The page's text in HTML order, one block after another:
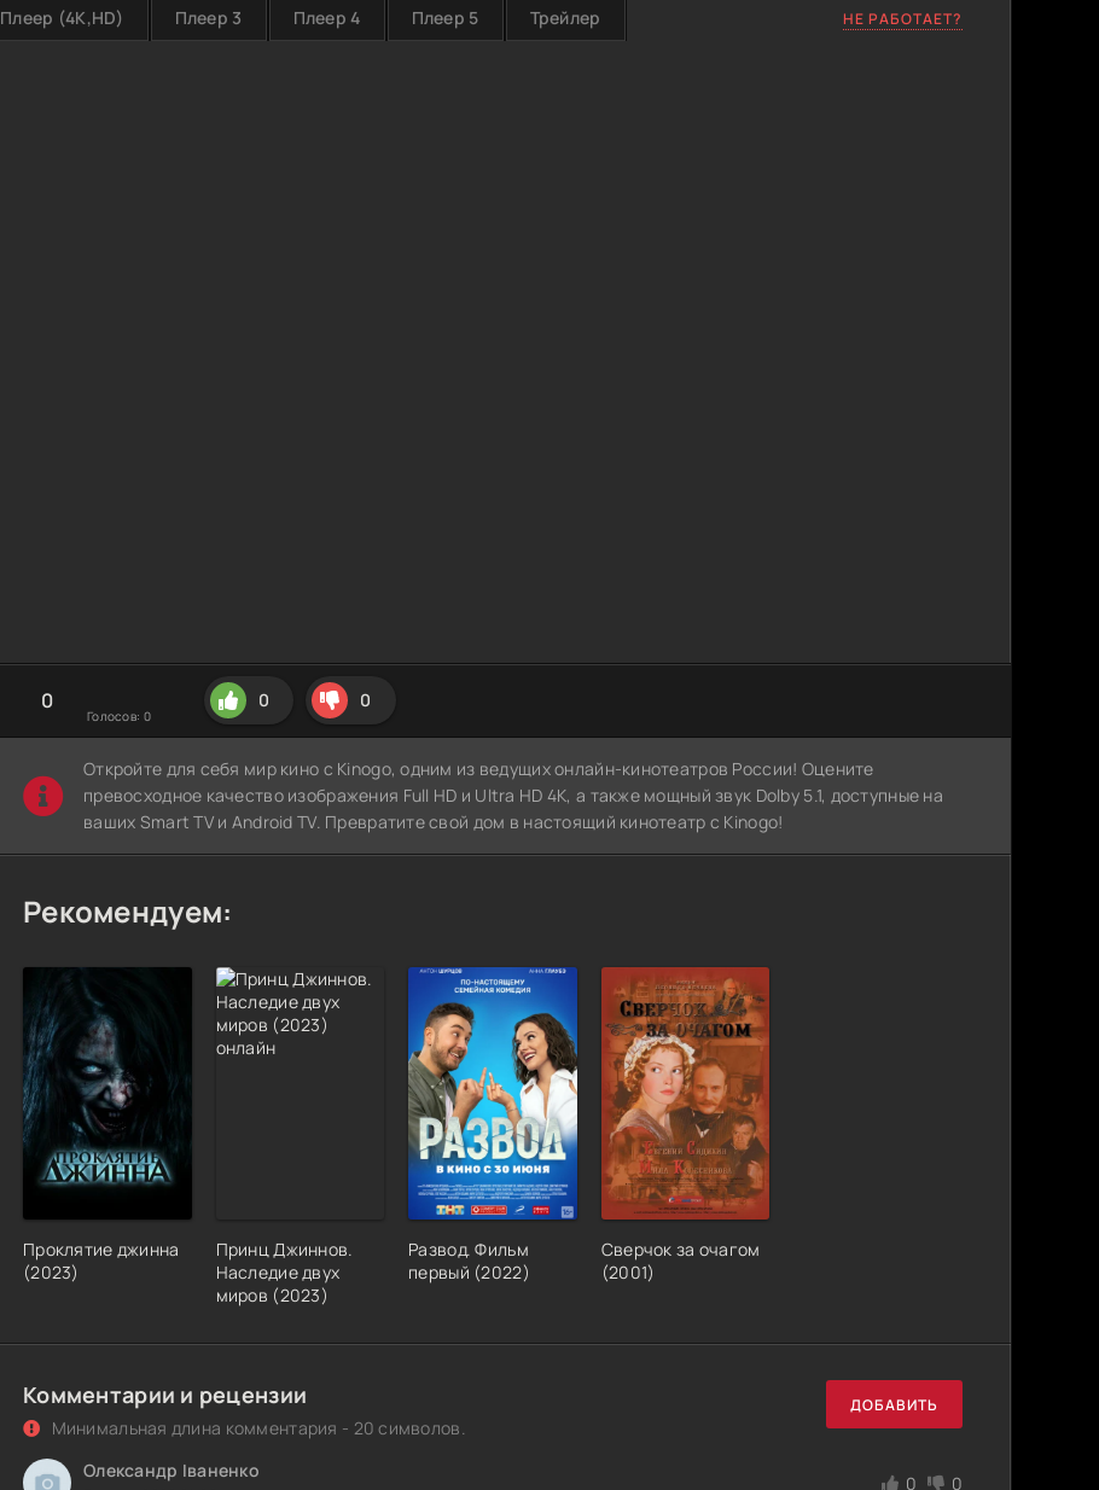
Плеер (4K,HD) Плеер 3 Плеер 4 Плеер 5 Трейлер НЕ РАБОТАЕТ?
0
Голосов: 0
0 0
Откройте для себя мир кино с Kinogo, одним из ведущих онлайн-кинотеатров России! Оцените
превосходное качество изображения Full HD и Ultra HD 4K, а также мощный звук Dolby 5.1, доступные на
ваших Smart TV и Android TV. Превратите свой дом в настоящий кинотеатр с Kinogo!
Рекомендуем:
Проклятие джинна
(2023)
Принц Джиннов.
Наследие двух
миров (2023)
Развод. Фильм
первый (2022)
Сверчок за очагом
(2001)
Комментарии и рецензии
Минимальная длина комментария - 20 символов.
ДОБАВИТЬ
Олександр Іваненко
0 0